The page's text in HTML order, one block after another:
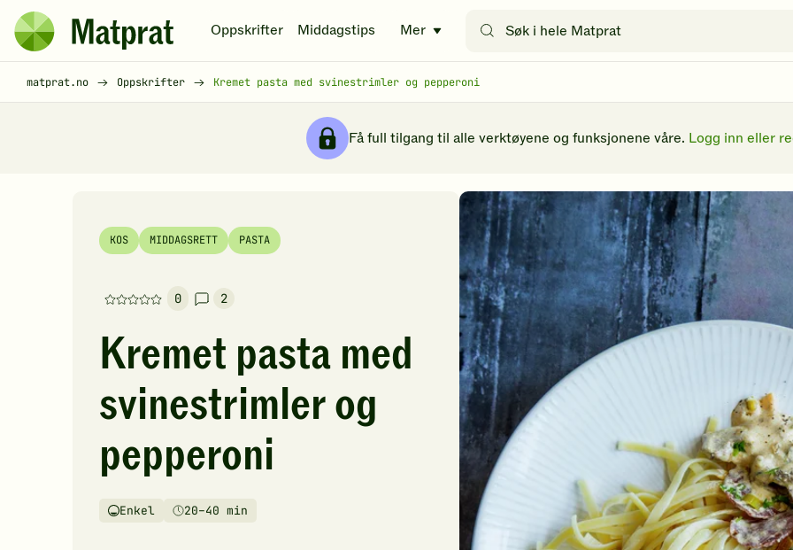
Hopp til hovedinnhold
Matprat
hjemmeside
Oppskrifter Middagstips Mer
etter
matprat.no Oppskrifter Kremet pasta med svinestrimler og pepperoni
Få full tilgang til alle verktøyene og funksjonene våre. Logg inn eller
KOS MIDDAGSRETT PASTA
0
Denne
har
foreløpig
vurderinger.
Bli
den
første
til
å
vurdere
2
Kremet pasta med
svinestrimler og
pepperoni
Vanskelighetsgrad
Enkel
Tilberedningstid20–40 min